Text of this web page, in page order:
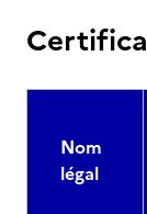
Nom
légal